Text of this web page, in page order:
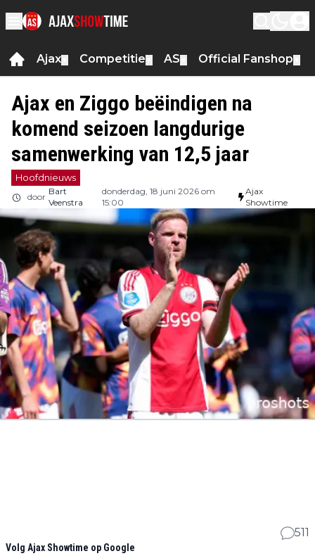
Ajax Competitie AS Official Fanshop
Ajax en Ziggo beëindigen na
komend seizoen langdurige
samenwerking van 12,5 jaar
Hoofdnieuws
door
Bart
Veenstra
donderdag, 18 juni 2026 om
15:00
Ajax
Showtime
511
Volg Ajax Showtime op Google